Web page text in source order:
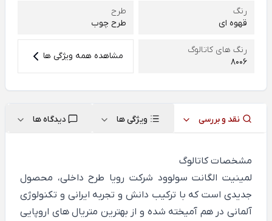
رنگ
قهوه ای
طرح
طرح چوب
رنگ های کاتالوگ
8006
مشاهده همه ویژگی ها
نقد و بررسی ویژگی ها دیدگاه ها
مشخصات کاتالوگ
لمینیت الگانت سولوود شرکت رویا طرح داخلی، محصول
جدیدی است که با ترکیب دانش و تجربه ایرانی و تکنولوژی
آلمانی در هم آمیخته شده و از بهترین متریال های اروپایی